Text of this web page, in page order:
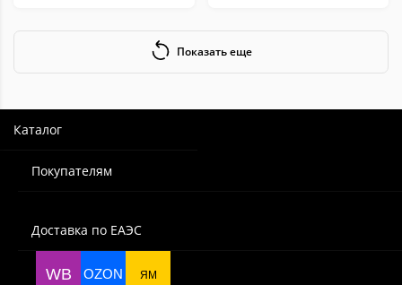
Показать еще
Каталог
Покупателям
Доставка по ЕАЭС
WB OZON ЯМ